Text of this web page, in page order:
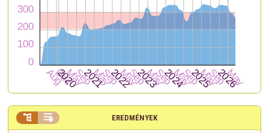
EREDMÉNYEK
 